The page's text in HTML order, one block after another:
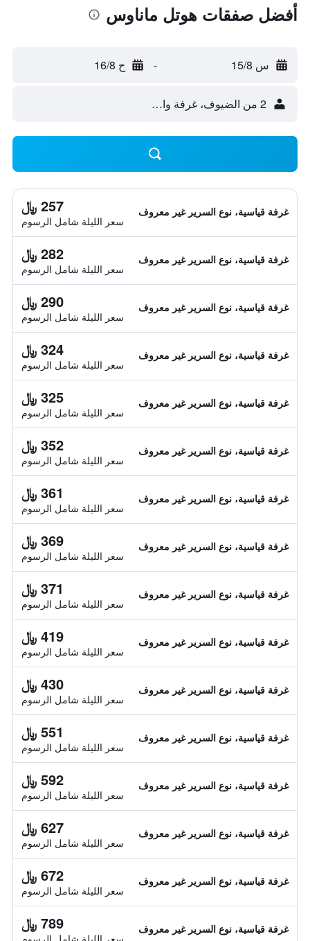
أفضل صفقات هوتل ماناوس
س 15/8 - ح 16/8
2 من الضيوف، غرفة واحدة
غرفة قياسية، نوع السرير غير معروف 257 ﷼
سعر الليلة شامل الرسوم
غرفة قياسية، نوع السرير غير معروف 282 ﷼
سعر الليلة شامل الرسوم
غرفة قياسية، نوع السرير غير معروف 290 ﷼
سعر الليلة شامل الرسوم
غرفة قياسية، نوع السرير غير معروف 324 ﷼
سعر الليلة شامل الرسوم
غرفة قياسية، نوع السرير غير معروف 325 ﷼
سعر الليلة شامل الرسوم
غرفة قياسية، نوع السرير غير معروف 352 ﷼
سعر الليلة شامل الرسوم
غرفة قياسية، نوع السرير غير معروف 361 ﷼
سعر الليلة شامل الرسوم
غرفة قياسية، نوع السرير غير معروف 369 ﷼
سعر الليلة شامل الرسوم
غرفة قياسية، نوع السرير غير معروف 371 ﷼
سعر الليلة شامل الرسوم
غرفة قياسية، نوع السرير غير معروف 419 ﷼
سعر الليلة شامل الرسوم
غرفة قياسية، نوع السرير غير معروف 430 ﷼
سعر الليلة شامل الرسوم
غرفة قياسية، نوع السرير غير معروف 551 ﷼
سعر الليلة شامل الرسوم
غرفة قياسية، نوع السرير غير معروف 592 ﷼
سعر الليلة شامل الرسوم
غرفة قياسية، نوع السرير غير معروف 627 ﷼
سعر الليلة شامل الرسوم
غرفة قياسية، نوع السرير غير معروف 672 ﷼
سعر الليلة شامل الرسوم
غرفة قياسية، نوع السرير غير معروف 789 ﷼
سعر الليلة شامل الرسوم